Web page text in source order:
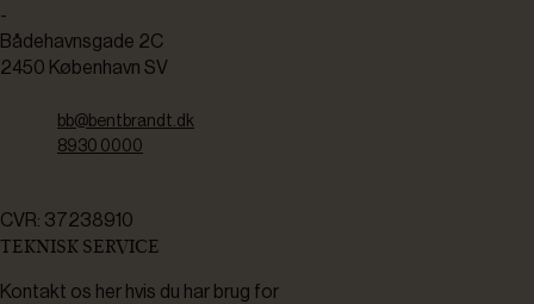
-
Bådehavnsgade 2C
2450 København SV
bb@bentbrandt.dk
8930 0000
CVR: 37238910
TEKNISK SERVICE
Kontakt os her hvis du har brug for